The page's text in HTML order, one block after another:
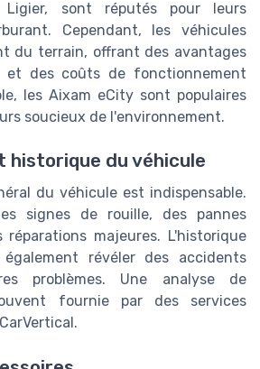
sont réputés pour leurs
Cependant, les véhicules
du terrain, offrant des avantages
et des coûts de fonctionnement
les Aixam eCity sont populaires
soucieux de l'environnement.
historique du véhicule
du véhicule est indispensable.
signes de rouille, des pannes
majeures. L'historique
révéler des accidents
problèmes. Une analyse de
fournie par des services